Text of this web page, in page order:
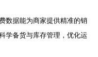
数据能为商家提供精准的销
学备货与库存管理，优化运